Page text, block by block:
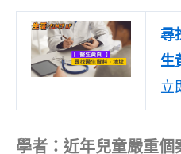
尋
生
立
學者：近年兒童嚴重個